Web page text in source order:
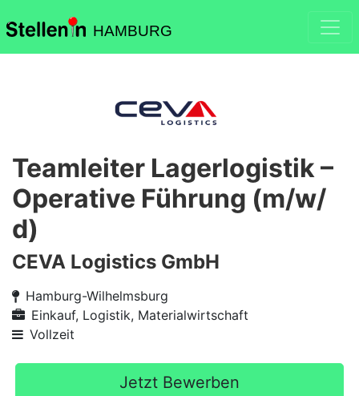
HAMBURG
Teamleiter Lagerlogistik –
Operative Führung (m/w/
d)
CEVA Logistics GmbH
Hamburg-Wilhelmsburg
Einkauf, Logistik, Materialwirtschaft
Vollzeit
Jetzt Bewerben